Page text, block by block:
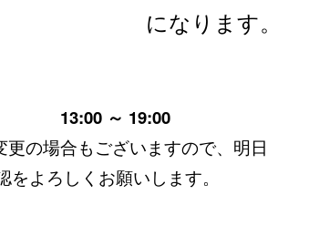
になります。
13:00 ～ 19:00
ざいますので、明日
お願いします。